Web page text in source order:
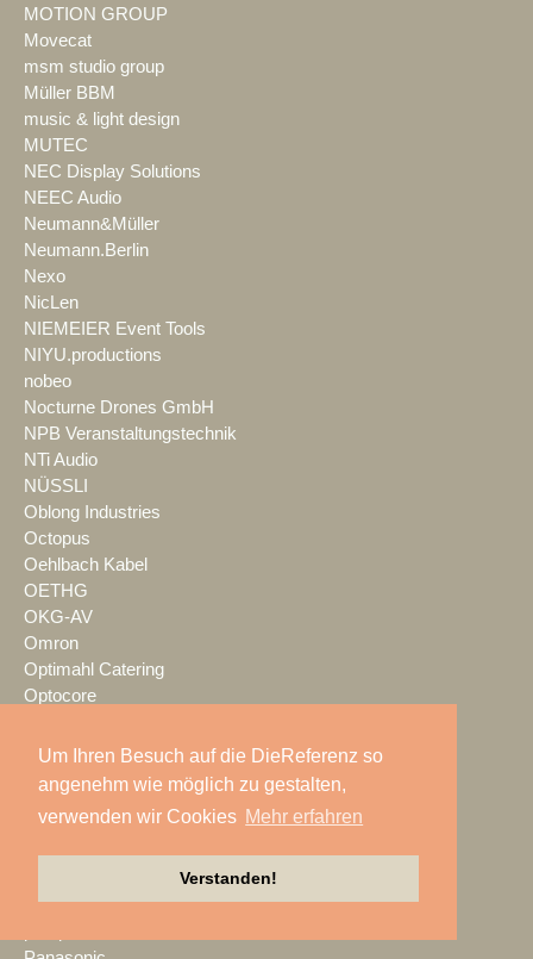
Um Ihren Besuch auf die DieReferenz so
angenehm wie möglich zu gestalten,
verwenden wir Cookies Mehr erfahren
Verstanden!
MOTION GROUP
Movecat
msm studio group
Müller BBM
music & light design
MUTEC
NEC Display Solutions
NEEC Audio
Neumann&Müller
Neumann.Berlin
Nexo
NicLen
NIEMEIER Event Tools
NIYU.productions
nobeo
Nocturne Drones GmbH
NPB Veranstaltungstechnik
NTi Audio
NÜSSLI
Oblong Industries
Octopus
Oehlbach Kabel
OETHG
OKG-AV
Omron
Optimahl Catering
Optocore
OS-VT
Otto Events
P2 Veranstaltungstechnik
PA-Line
Palmer
Pan Acoustics